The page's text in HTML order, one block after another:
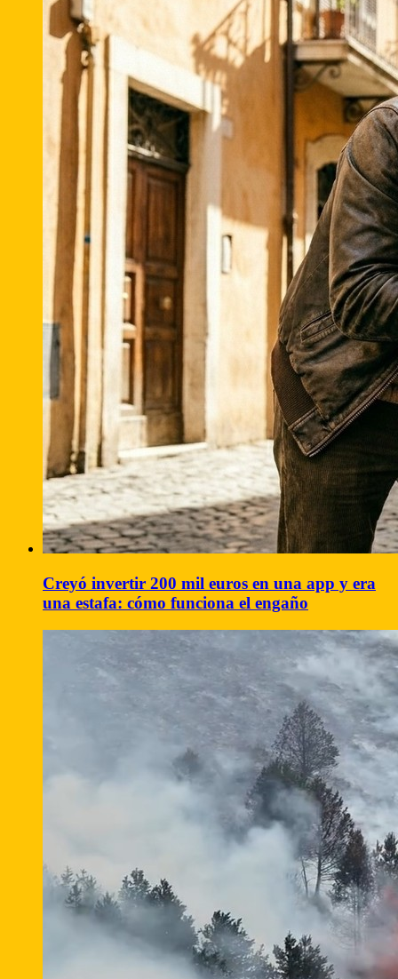
Creyó invertir 200 mil euros en una app y era
una estafa: cómo funciona el engaño